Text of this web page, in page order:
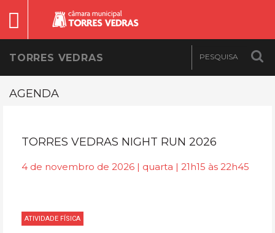
TORRES VEDRAS
AGENDA
TORRES VEDRAS NIGHT RUN 2026
4 de novembro de 2026 | quarta | 21h15 às 22h45
ATIVIDADE FÍSICA